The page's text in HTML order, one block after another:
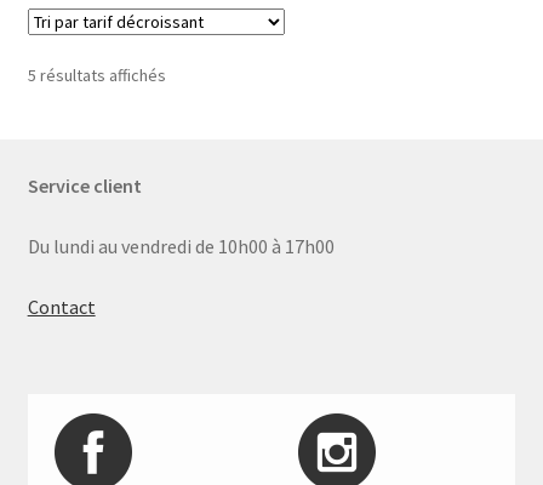
5 résultats affichésTrié
Service client
Du lundi au vendredi de 10h00 à 17h00
Contact